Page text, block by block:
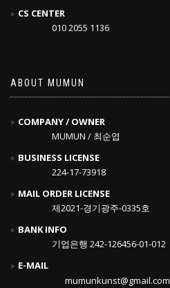
CS CENTER
010 2055 1136
ABOUT MUMUN
COMPANY / OWNER
MUMUN / 최순엽
BUSINESS LICENSE
224-17-73918
MAIL ORDER LICENSE
제2021-경기광주-0335호
BANK INFO
기업은행 242-126456-01-012
E-MAIL
mumunkunst@gmail.com